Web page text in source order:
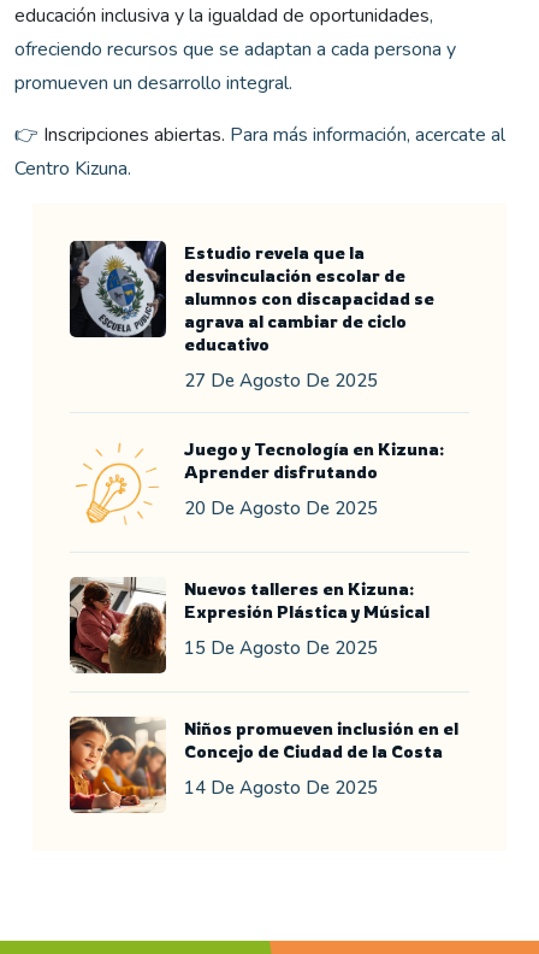
educación inclusiva y la igualdad de oportunidades,
ofreciendo recursos que se adaptan a cada persona y
promueven un desarrollo integral.
👉 Inscripciones abiertas. Para más información, acercate al
Centro Kizuna.
Estudio revela que la
desvinculación escolar de
alumnos con discapacidad se
agrava al cambiar de ciclo
educativo
27 De Agosto De 2025
Juego y Tecnología en Kizuna:
Aprender disfrutando
20 De Agosto De 2025
Nuevos talleres en Kizuna:
Expresión Plástica y Músical
15 De Agosto De 2025
Niños promueven inclusión en el
Concejo de Ciudad de la Costa
14 De Agosto De 2025